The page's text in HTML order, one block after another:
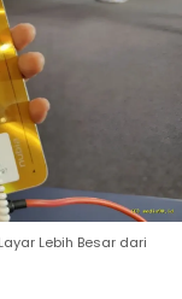
Lebih Besar dari